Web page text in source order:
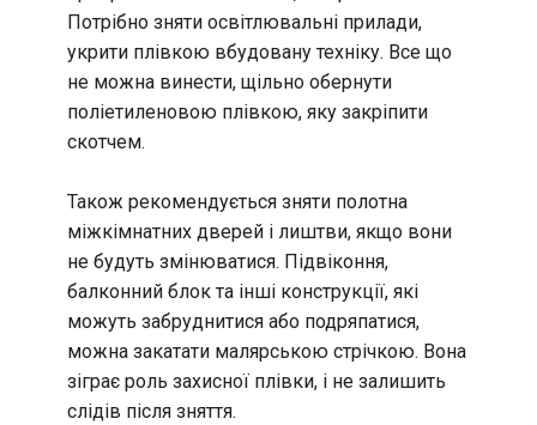
Потрібно зняти освітлювальні прилади,
укрити плівкою вбудовану техніку. Все що
не можна винести, щільно обернути
поліетиленовою плівкою, яку закріпити
скотчем.
Також рекомендується зняти полотна
міжкімнатних дверей і лиштви, якщо вони
не будуть змінюватися. Підвіконня,
балконний блок та інші конструкції, які
можуть забруднитися або подряпатися,
можна закатати малярською стрічкою. Вона
зіграє роль захисної плівки, і не залишить
слідів після зняття.